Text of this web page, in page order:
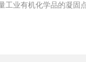
工业有机化学品的凝固点